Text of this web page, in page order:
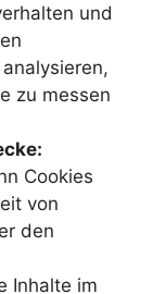
und
zu messen
Cookies
von
den
Inhalte im